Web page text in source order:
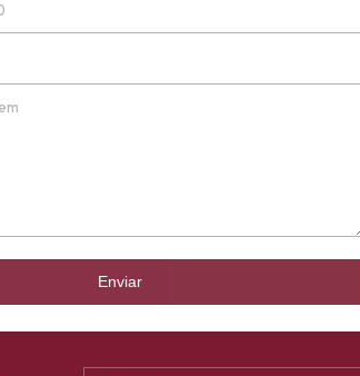
Enviar